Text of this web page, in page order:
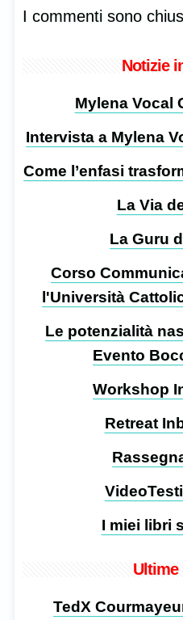
I commenti sono
Notizie
Mylena Vocal
Intervista a Mylena
Come l’enfasi
La Via
La Guru
Corso
l'Università
Le potenzialità
Evento
Workshop
Retreat
I miei libri
Ultime
TedX